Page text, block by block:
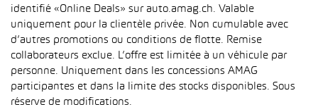
identifié «Online Deals» sur auto.amag.ch. Valable
uniquement pour la clientèle privée. Non cumulable avec
d’autres promotions ou conditions de flotte. Remise
collaborateurs exclue. L’offre est limitée à un véhicule par
personne. Uniquement dans les concessions AMAG
participantes et dans la limite des stocks disponibles. Sous
réserve de modifications.